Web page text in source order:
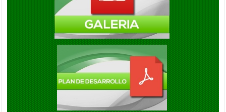
ENTREGA DE KITS ALIMENTARIOS EN LA COMUNIDAD DE
GAUBUG
Viernes, 05 Septiembre 2025 20:04
BRIGADA MEDICA INTERDISCIPLINARIA EN LA PARROQUIA
CACHA
Viernes, 05 Septiembre 2025 20:00